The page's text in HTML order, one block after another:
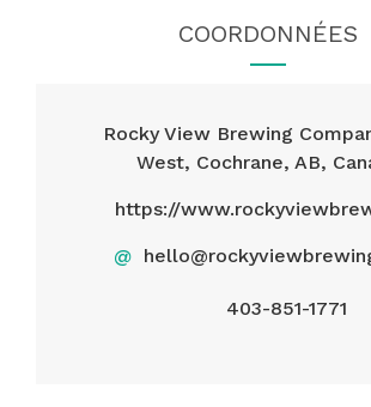
COORDONNÉES
Rocky View Brewing
West, Cochrane, AB,
https://
@
403-851-1771